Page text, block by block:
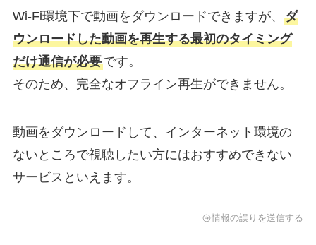
Wi-Fi環境下で動画をダウンロードできますが、 ダ
ウンロードした動画を再生する最初のタイミング
だけ通信が必要です。
そのため、完全なオフライン再生ができません。
動画をダウンロードして、インターネット環境の
ないところで視聴したい方にはおすすめできない
サービスといえます。
情報の誤りを送信する